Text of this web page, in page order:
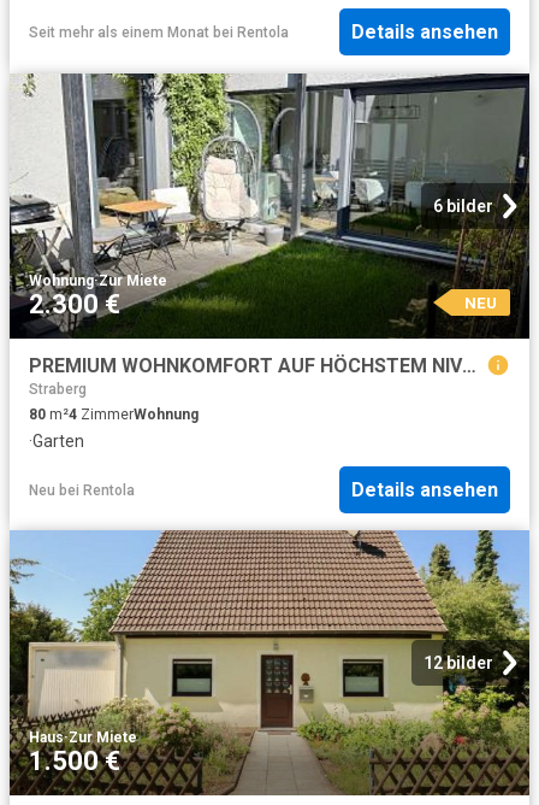
Seit mehr als einem Monat bei Rentola Details ansehen
6 bilder
Wohnung·Zur Miete
2.300 € NEU
PREMIUM WOHNKOMFORT AUF HÖCHSTEM NIVEAU
Straberg
80 m²4 ZimmerWohnung
·Garten
Neu bei Rentola Details ansehen
12 bilder
Haus·Zur Miete
1.500 €